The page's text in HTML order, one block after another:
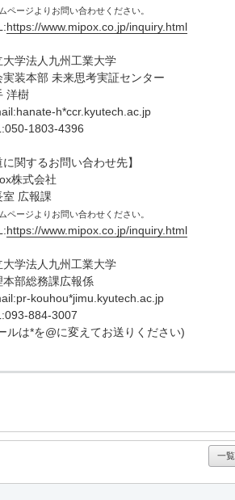
ページよりお問い合わせください。
https://www.mipox.co.jp/inquiry.html
学法人九州工業大学
装本部 未来思考実証センター
洋樹
h*ccr.kyutech.ac.jp
1803-4396
に関するお問い合わせ先】
株式会社
広報課
ページよりお問い合わせください。
https://www.mipox.co.jp/inquiry.html
学法人九州工業大学
部総務課広報係
kouhou*jimu.kyutech.ac.jp
884-3007
ルは*を@に変えてお送りください)
一